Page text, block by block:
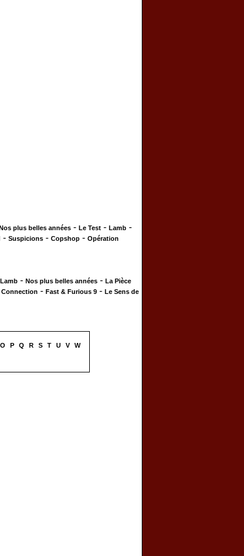
plus belles années - Le Test - Lamb -
- Suspicions - Copshop - Opération
Lamb - Nos plus belles années - La Pièce
Connection - Fast & Furious 9 - Le Sens de
O P Q R S T U V
W